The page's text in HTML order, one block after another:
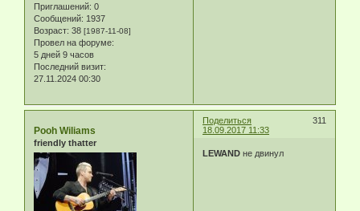
Приглашений: 0
Сообщений: 1937
Возраст: 38 [1987-11-08]
Провел на форуме:
5 дней 9 часов
Последний визит:
27.11.2024 00:30
Поделиться
311
18.09.2017 11:33
Pooh Wiliams
friendly thatter
LEWAND не двинул